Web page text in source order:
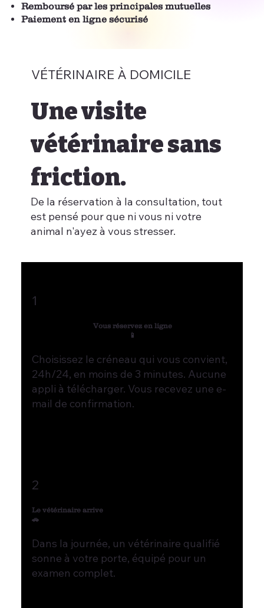
Remboursé par les principales mutuelles
Paiement en ligne sécurisé
Une visite
vétérinaire sans
friction.
De la réservation à la consultation, tout
est pensé pour que ni vous ni votre
animal n'ayez à vous stresser.
VÉTÉRINAIRE À DOMICILE
Choisissez le créneau qui vous convient,
24h/24, en moins de 3 minutes. Aucune
appli à télécharger. Vous recevez une e-
mail de confirmation.
Vous réservez en ligne
📱
1
Dans la journée, un vétérinaire qualifié
sonne à votre porte, équipé pour un
examen complet.
Le vétérinaire arrive
🚗
2